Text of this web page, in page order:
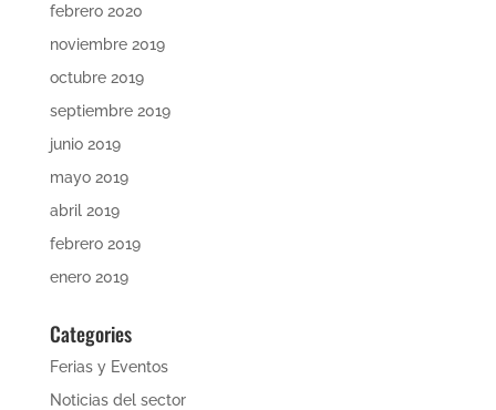
febrero 2020
noviembre 2019
octubre 2019
septiembre 2019
junio 2019
mayo 2019
abril 2019
febrero 2019
enero 2019
Categories
Ferias y Eventos
Noticias del sector